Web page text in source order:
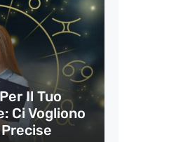
Il Tuo
Ci Vogliono